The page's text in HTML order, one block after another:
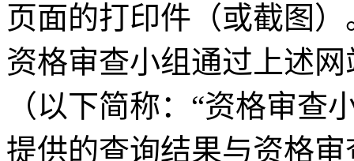
页面的打印件（或截图
资格审查小组通过上述
（以下简称：“资格审
提供的查询结果与资格